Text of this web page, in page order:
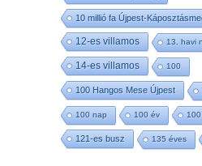
10 millió fa Újpest-
12-es villamos 13. havi
14-es villamos 100
100 Hangos Mese Újpest
100 nap 100 év
121-es busz 135 éves